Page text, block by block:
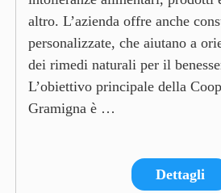
altro. L’azienda offre anche
personalizzate, che aiutano a
dei rimedi naturali per il
L’obiettivo principale della
Gramigna è …
Dettagli